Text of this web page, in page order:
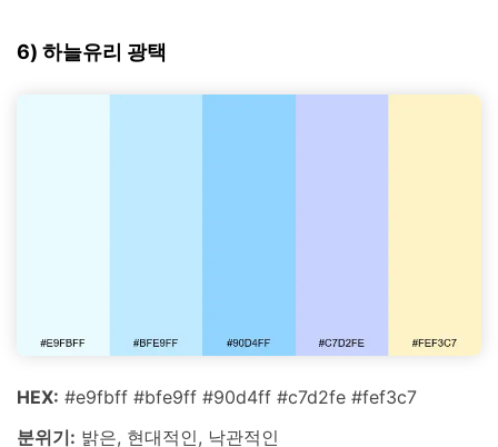
6) 하늘유리 광택
HEX: #e9fbff #bfe9ff #90d4ff #c7d2fe #fef3c7
분위기: 밝은, 현대적인, 낙관적인